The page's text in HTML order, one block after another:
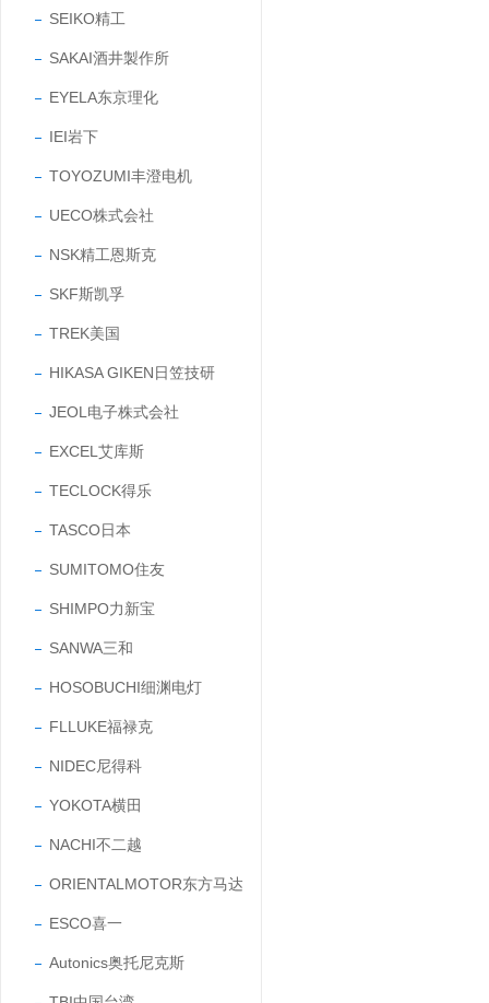
SEIKO精工
SAKAI酒井製作所
EYELA东京理化
IEI岩下
TOYOZUMI丰澄电机
UECO株式会社
NSK精工恩斯克
SKF斯凯孚
TREK美国
HIKASA GIKEN日笠技研
JEOL电子株式会社
EXCEL艾库斯
TECLOCK得乐
TASCO日本
SUMITOMO住友
SHIMPO力新宝
SANWA三和
HOSOBUCHI细渊电灯
FLLUKE福禄克
NIDEC尼得科
YOKOTA横田
NACHI不二越
ORIENTALMOTOR东方马达
ESCO喜一
Autonics奥托尼克斯